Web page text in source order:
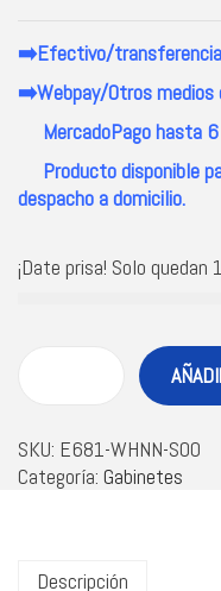
➡️Efectivo/
➡️Webpay/Otros medios
MercadoPago hasta
Producto disponible
despacho a domicilio.
¡Date prisa! Solo quedan
SKU: E681-WHNN-S00
Categoría: Gabinetes
Descripción